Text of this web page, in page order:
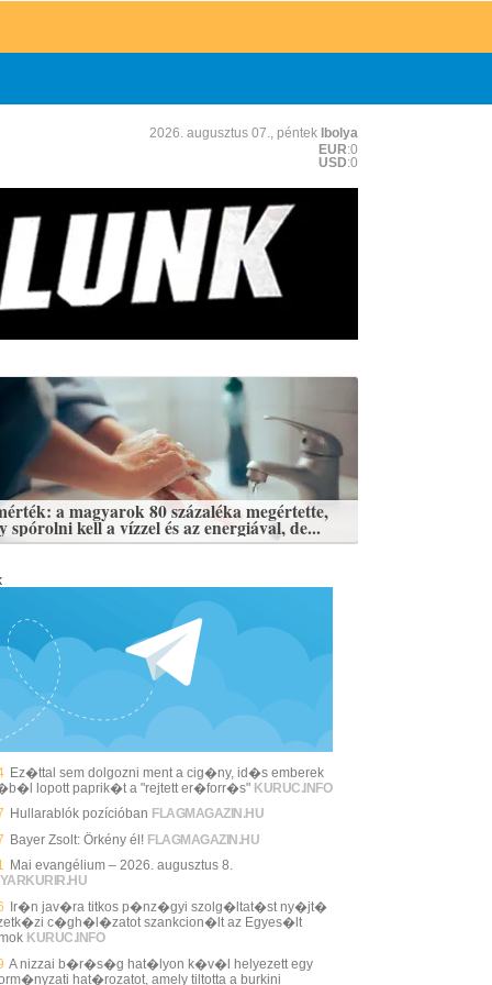
2026. augusztus 07., péntek Ibolya
EUR:0
USD:0
a magyarok 80 százaléka megértette,
spórolni kell a vízzel és az energiával, de...
Ez�ttal sem dolgozni ment a cig�ny, id�s emberek
lopott paprik�t a "rejtett er�forr�s" KURUC.INFO
Hullarablók pozícióban FLAGMAGAZIN.HU
Bayer Zsolt: Örkény él! FLAGMAGAZIN.HU
Mai evangélium – 2026. augusztus 8.
Ir�n jav�ra titkos p�nz�gyi szolg�ltat�st ny�jt�
c�gh�l�zatot szankcion�lt az Egyes�lt
KURUC.INFO
A nizzai b�r�s�g hat�lyon k�v�l helyezett egy
hat�rozatot, amely tiltotta a burkini